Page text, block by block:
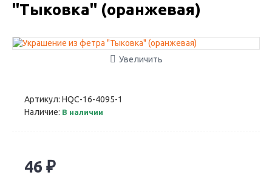
"Тыковка" (оранжевая)
Увеличить
Артикул: HQC-16-4095-1
Наличие: В наличии
46 ₽